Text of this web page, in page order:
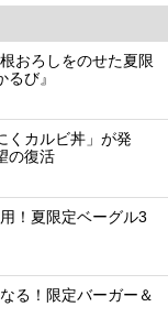
おろしをのせた夏限
び』
くカルビ丼」が発
の復活
！夏限定ベーグル3
る！限定バーガー＆